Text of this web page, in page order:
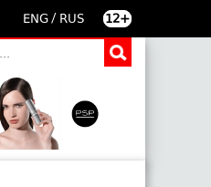
ENG / RUS 12+